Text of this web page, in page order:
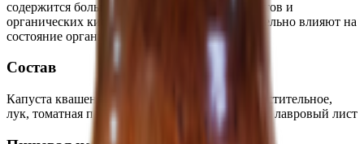
содержится большое количество микроэлементов и
органических кислот, которые также положительно влияют на
состояние организма.
Состав
Капуста квашенная, огурцы соленые, масло растительное,
лук, томатная паста, сахар, соль, перец черный, лавровый лист